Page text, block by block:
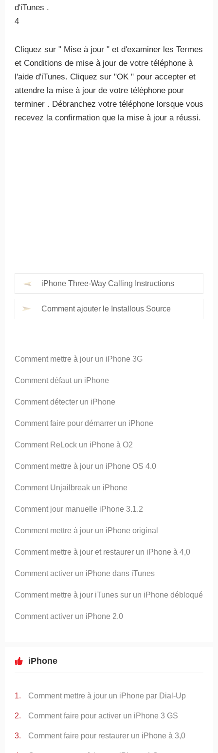
d'iTunes .
4
Cliquez sur " Mise à jour " et d'examiner les Termes
et Conditions de mise à jour de votre téléphone à
l'aide d'iTunes. Cliquez sur "OK ​​" pour accepter et
attendre la mise à jour de votre téléphone pour
terminer . Débranchez votre téléphone lorsque vous
recevez la confirmation que la mise à jour a réussi.
iPhone Three-Way Calling Instructions
Comment ajouter le Installous Source
Comment mettre à jour un iPhone 3G
Comment défaut un iPhone
Comment détecter un iPhone
Comment faire pour démarrer un iPhone
Comment ReLock un iPhone à O2
Comment mettre à jour un iPhone OS 4.0
Comment Unjailbreak un iPhone
Comment jour manuelle iPhone 3.1.2
Comment mettre à jour un iPhone original
Comment mettre à jour et restaurer un iPhone à 4,0
Comment activer un iPhone dans iTunes
Comment mettre à jour iTunes sur un iPhone débloqué
Comment activer un iPhone 2.0
iPhone
Comment mettre à jour un iPhone par Dial-Up
Comment faire pour activer un iPhone 3 GS
Comment faire pour restaurer un iPhone à 3,0